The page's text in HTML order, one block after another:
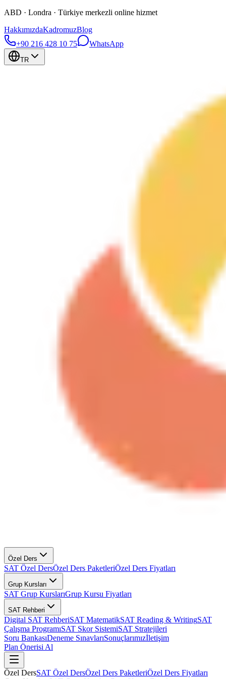
ABD · Londra · Türkiye merkezli online hizmet
HakkımızdaKadromuzBlog
+90 216 428 10 75
WhatsApp
TR
Özel Ders
SAT Özel DersÖzel Ders PaketleriÖzel Ders Fiyatları
Grup Kursları
SAT Grup KurslarıGrup Kursu Fiyatları
SAT Rehberi
Digital SAT RehberiSAT MatematikSAT Reading & WritingSAT
Çalışma ProgramıSAT Skor SistemiSAT Stratejileri
Soru BankasıDeneme SınavlarıSonuçlarımızİletişim
Plan Önerisi Al
Özel DersSAT Özel DersÖzel Ders PaketleriÖzel Ders Fiyatları